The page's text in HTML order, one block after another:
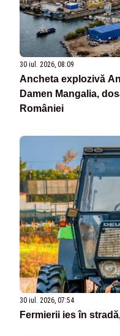
30 iul. 2026, 08:09
Ancheta explozivă
Damen Mangalia,
României
30 iul. 2026, 07:54
Fermierii ies în